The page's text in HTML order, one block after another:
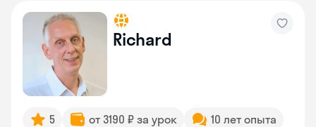
Richard
5 от 3190 ₽ за урок
10 лет опыта